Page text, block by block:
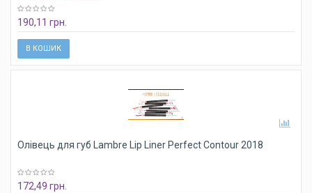
190,11 грн.
В КОШИК
Олівець для губ Lambre Lip Liner Perfect Contour 2018
172,49 грн.